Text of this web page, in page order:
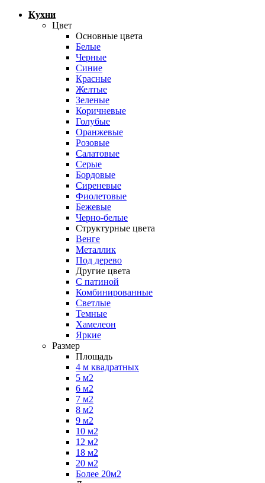
Кухни
Цвет
Основные цвета
Белые
Черные
Синие
Красные
Желтые
Зеленые
Коричневые
Голубые
Оранжевые
Розовые
Салатовые
Серые
Бордовые
Сиреневые
Фиолетовые
Бежевые
Черно-белые
Структурные цвета
Венге
Металлик
Под дерево
Другие цвета
С патиной
Комбинированные
Светлые
Темные
Хамелеон
Яркие
Размер
Площадь
4 м квадратных
5 м2
6 м2
7 м2
8 м2
9 м2
10 м2
12 м2
18 м2
20 м2
Более 20м2